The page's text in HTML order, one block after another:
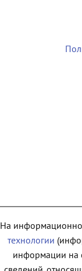
На
технологии
информации на